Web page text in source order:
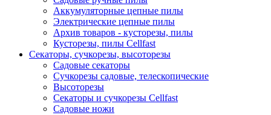
Аккумуляторные цепные пилы
Электрические цепные пилы
Архив товаров - кусторезы, пилы
Кусторезы, пилы Cellfast
Секаторы, сучкорезы, высоторезы
Садовые секаторы
Сучкорезы садовые, телескопические
Высоторезы
Секаторы и сучкорезы Cellfast
Садовые ножи